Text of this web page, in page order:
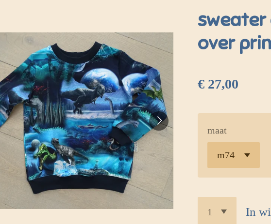
sweater
over
€ 27,00
maat
In